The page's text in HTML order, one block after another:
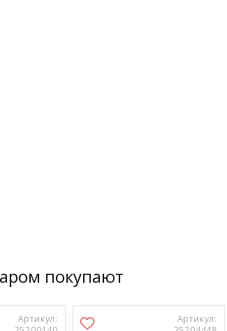
покупают
Артикул:
Артикул: